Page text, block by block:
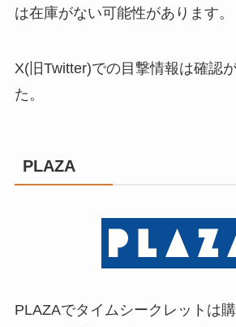
は在庫がない可能性があります。
X(旧Twitter)での目撃情報は確認
た。
PLAZA
PLAZAでタイムシークレットは購